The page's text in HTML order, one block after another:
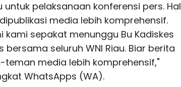
untuk pelaksanaan konferensi pers. Hal
media lebih komprehensif.
sepakat menunggu Bu Kadiskes
seluruh WNI Riau. Biar berita
media lebih komprehensif,"
WhatsApps (WA).